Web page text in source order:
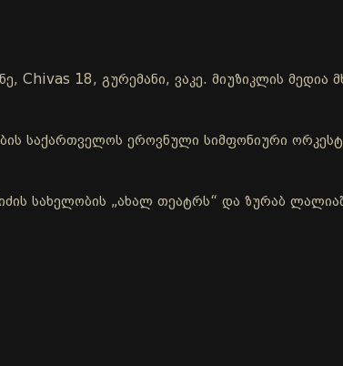
Chivas 18, გურემანი, ვაკე. მიუზიკლის
საქართველოს ეროვნული სიმფონიური
სახელობის „ახალ თეატრს“ და ზურაბ